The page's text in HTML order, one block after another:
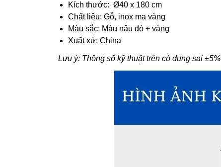
Kích thước: Ø40 x 180 cm
Chất liệu: Gỗ, inox mạ vàng
Màu sắc: Màu nâu đỏ + vàng
Xuất xứ: China
Lưu ý: Thông số kỹ thuật trên có dung sai ±5%